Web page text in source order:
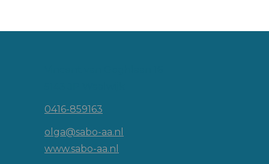
0416-859163
olga@sabo-aa.nl
www.sabo-aa.nl